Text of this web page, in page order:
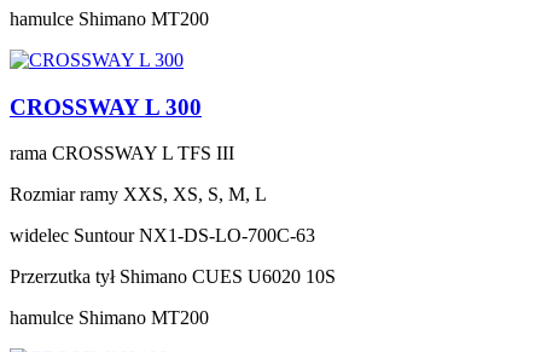
hamulce Shimano MT200
CROSSWAY L 300
rama CROSSWAY L TFS III
Rozmiar ramy XXS, XS, S, M, L
widelec Suntour NX1-DS-LO-700C-63
Przerzutka tył Shimano CUES U6020 10S
hamulce Shimano MT200